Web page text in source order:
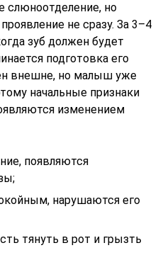
слюноотделение, но
не сразу. За 3–4
зуб должен будет
подготовка его
внешне, но малыш уже
начальные признаки
изменением
появляются
нарушаются его
тянуть в рот и грызть